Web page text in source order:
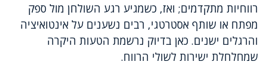
רווחיות מתקדמים; ואז, כשמגיע רגע השולחן מול ספק
מפתח או שותף אסטרטגי, רבים נשענים על אינטואיציה
והרגלים ישנים. כאן בדיוק נרשמת הטעות היקרה
שמחלחלת ישירות לשולי הרווח.